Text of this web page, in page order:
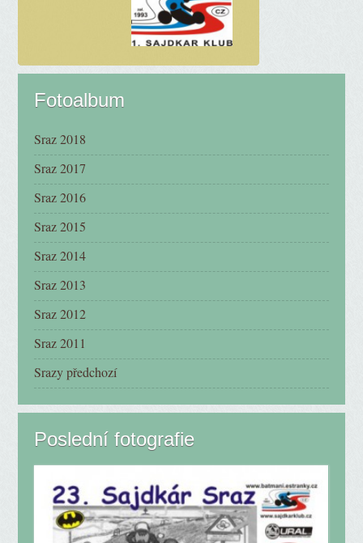
Fotoalbum
Sraz 2018
Sraz 2017
Sraz 2016
Sraz 2015
Sraz 2014
Sraz 2013
Sraz 2012
Sraz 2011
Srazy předchozí
Poslední fotografie